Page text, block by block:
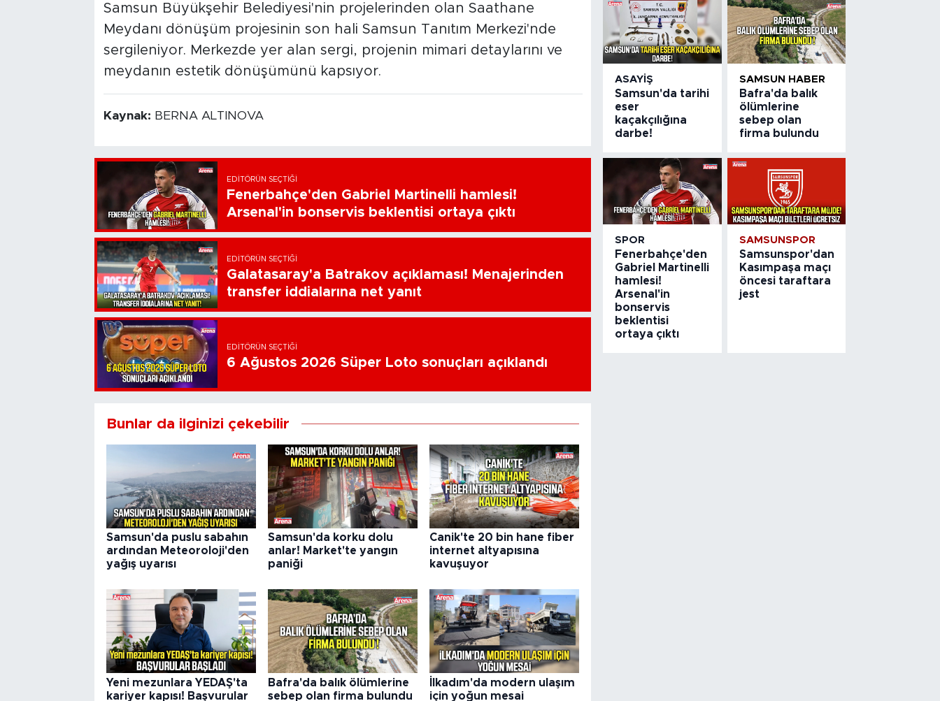
Samsun Büyükşehir Belediyesi'nin projelerinden olan Saathane
Meydanı dönüşüm projesinin son hali Samsun Tanıtım Merkezi'nde
sergileniyor. Merkezde yer alan sergi, projenin mimari detaylarını ve
meydanın estetik dönüşümünü kapsıyor.
Kaynak: BERNA ALTINOVA
EDITÖRÜN SEÇTIĞI
Fenerbahçe'den Gabriel Martinelli hamlesi!
Arsenal'in bonservis beklentisi ortaya çıktı
EDITÖRÜN SEÇTIĞI
Galatasaray'a Batrakov açıklaması! Menajerinden
transfer iddialarına net yanıt
EDITÖRÜN SEÇTIĞI
6 Ağustos 2026 Süper Loto sonuçları açıklandı
Bunlar da ilginizi çekebilir
Samsun'da puslu sabahın
ardından Meteoroloji'den
yağış uyarısı
Samsun'da korku dolu
anlar! Market'te yangın
paniği
Canik'te 20 bin hane fiber
internet altyapısına
kavuşuyor
Yeni mezunlara YEDAŞ'ta
kariyer kapısı! Başvurular
Bafra'da balık ölümlerine
sebep olan firma bulundu
İlkadım'da modern ulaşım
için yoğun mesai
ASAYIŞ
Samsun'da tarihi
eser
kaçakçılığına
darbe!
SAMSUN HABER
Bafra'da balık
ölümlerine
sebep olan
firma bulundu
SPOR
Fenerbahçe'den
Gabriel Martinelli
hamlesi!
Arsenal'in
bonservis
beklentisi
ortaya çıktı
SAMSUNSPOR
Samsunspor'dan
Kasımpaşa maçı
öncesi taraftara
jest